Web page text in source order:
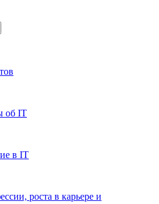
об IT
в IT
роста в карьере и